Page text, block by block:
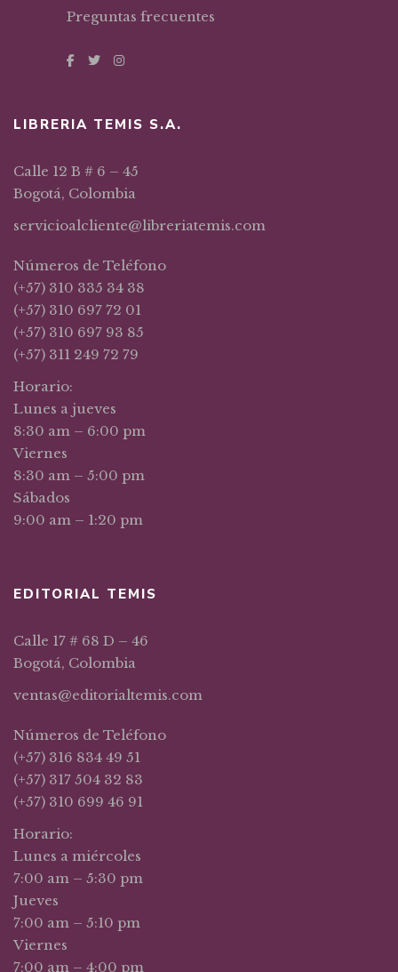
Preguntas frecuentes
LIBRERIA TEMIS S.A.
Calle 12 B # 6 – 45
Bogotá, Colombia
servicioalcliente@libreriatemis.com
Números de Teléfono
(+57) 310 335 34 38
(+57) 310 697 72 01
(+57) 310 697 93 85
(+57) 311 249 72 79
Horario:
Lunes a jueves
8:30 am – 6:00 pm
Viernes
8:30 am – 5:00 pm
Sábados
9:00 am – 1:20 pm
EDITORIAL TEMIS
Calle 17 # 68 D – 46
Bogotá, Colombia
ventas@editorialtemis.com
Números de Teléfono
(+57) 316 834 49 51
(+57) 317 504 32 83
(+57) 310 699 46 91
Horario:
Lunes a miércoles
7:00 am – 5:30 pm
Jueves
7:00 am – 5:10 pm
Viernes
7:00 am – 4:00 pm